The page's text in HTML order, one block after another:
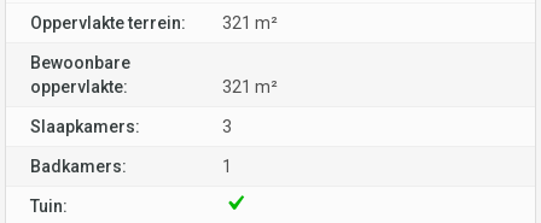
Oppervlakte terrein: 321 m²
Bewoonbare
oppervlakte:
321 m²
Slaapkamers: 3
Badkamers: 1
Tuin: